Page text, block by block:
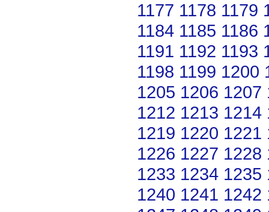
1177 1178 1179
1184 1185 1186
1191 1192 1193
1198 1199 1200
1205 1206 1207
1212 1213 1214
1219 1220 1221
1226 1227 1228
1233 1234 1235
1240 1241 1242